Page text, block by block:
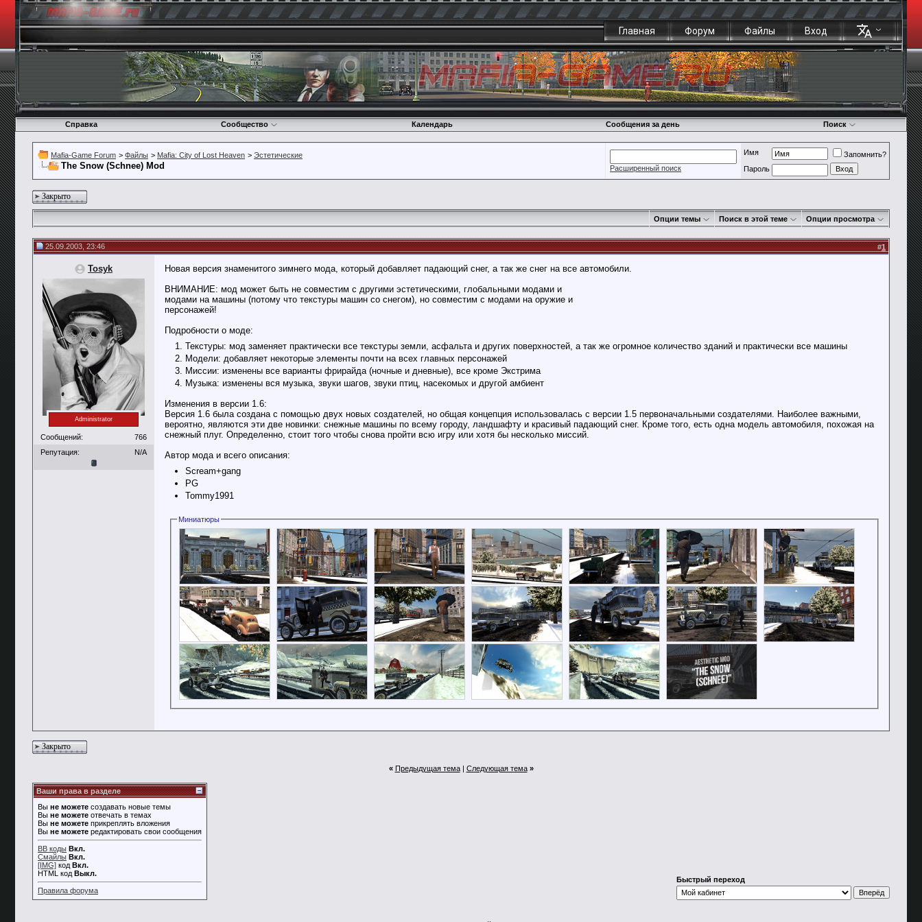
Главная Форум Файлы Вход
Справка Сообщество Календарь Сообщения за день Поиск
Mafia-Game Forum > Файлы > Mafia: City of Lost Heaven > Эстетические
The Snow (Schnee) Mod Расширенный поиск
Имя
Запомнить?
Пароль
Закрыто
Опции темы Поиск в этой теме Опции просмотра
25.09.2003, 23:46 #1
Tosyk
Administrator
Сообщений:
766
Репутация:
N/A
Новая версия знаменитого зимнего мода, который добавляет падающий снег, а так же снег на все автомобили.
ВНИМАНИЕ: мод может быть не совместим с другими эстетическими, глобальными модами и
модами на машины (потому что текстуры машин со снегом), но совместим с модами на оружие и
персонажей!
Подробности о моде:
Текстуры: мод заменяет практически все текстуры земли, асфальта и других поверхностей, а так же огромное количество зданий и практически все машины
Модели: добавляет некоторые элементы почти на всех главных персонажей
Миссии: изменены все варианты фрирайда (ночные и дневные), все кроме Экстрима
Музыка: изменены вся музыка, звуки шагов, звуки птиц, насекомых и другой амбиент
Изменения в версии 1.6:
Версия 1.6 была создана с помощью двух новых создателей, но общая концепция использовалась с версии 1.5 первоначальными создателями. Наиболее важными,
вероятно, являются эти две новинки: снежные машины по всему городу, ландшафту и красивый падающий снег. Кроме того, есть одна модель автомобиля, похожая на
снежный плуг. Определенно, стоит того чтобы снова пройти всю игру или хотя бы несколько миссий.
Автор мода и всего описания:
Scream+gang
PG
Tommy1991
Миниатюры
Закрыто
« Предыдущая тема| Следующая тема »
Ваши права в разделе
Вы не можете создавать новые темы
Вы не можете отвечать в темах
Вы не можете прикреплять вложения
Вы не можете редактировать свои сообщения
BB коды Вкл.
Смайлы Вкл.
[IMG] код Вкл.
HTML код Выкл.
Правила форума
Быстрый переход